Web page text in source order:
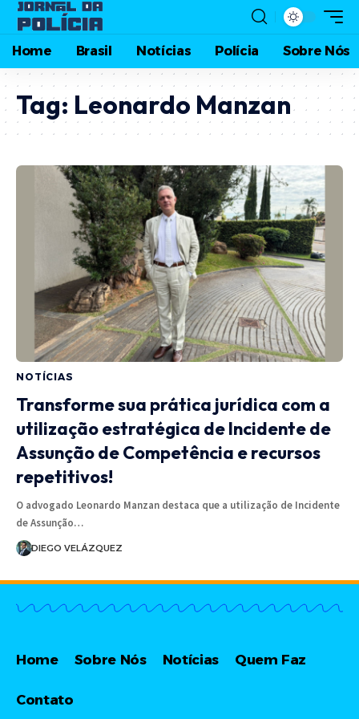
Home Brasil Notícias Polícia Sobre Nós
Tag: Leonardo Manzan
NOTÍCIAS
Transforme sua prática jurídica com a
utilização estratégica de Incidente de
Assunção de Competência e recursos
repetitivos!
O advogado Leonardo Manzan destaca que a utilização de Incidente
de Assunção…
DIEGO VELÁZQUEZ
Home Sobre Nós Notícias Quem Faz
Contato